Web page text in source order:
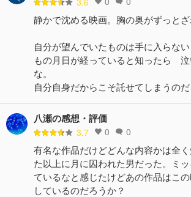
静かで沈める映画。胸の奥がずっと
自分が望んでいたものは手に入らな
もの月日が経っていると知ったら 泣
な。
自分自身だからこそ託せてしまうのだ
八瀬の感想・評価
3.7 0 0
有名な作品だけどどんな内容かは全
た以上に月に囚われた男だった。ミ
ているなと感じたけどあの作品はこ
しているのだろうか？